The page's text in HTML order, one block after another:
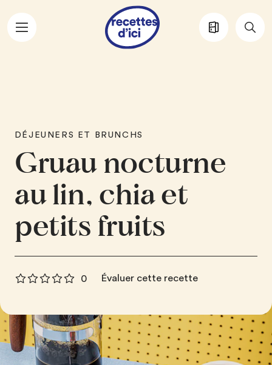
Aller au contenu principal
DÉJEUNERS ET BRUNCHS
Gruau nocturne
au lin, chia et
petits fruits
0 Évaluer cette recette